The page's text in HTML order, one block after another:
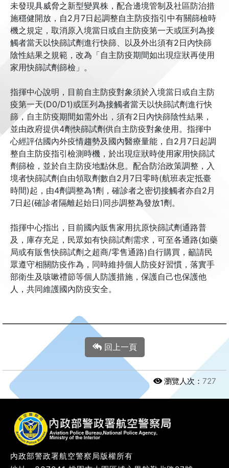
未發現具威脅之新型變異株，配合邊境管制及社區防治措
施穩健開放，自2月7日起調整自主防疫指引中有關篩檢時
機之規定，取消原入境當日或自主防疫第一天或匡列為接
觸者當天以快篩試劑進行快篩、以及外出須有2日內快篩
陰性結果之規範，改為「自主防疫期間如出現症狀再使用
家用快篩試劑篩檢」。
指揮中心說明，目前自主防疫對象須於入境當日或自主防
疫第一天(D0/D1)或匡列為接觸者當天以快篩試劑進行快
篩，自主防疫期間如需外出，須有2日內快篩陰性結果，
並由政府提供4劑快篩試劑供自主防疫對象使用。指揮中
心經評估國內外疫情趨勢及國內醫療量能，自2月7日起調
整自主防疫指引檢測時機，於出現症狀時使用家用快篩試
劑篩檢，並於自主防疫地點休息。配合防治政策調整，入
境者快篩試劑自由領取劑數自2月7日零時(航班表定抵臺
時間)起，由4劑調整為1劑，確診者之密切接觸者亦自2月
7日起(確診者隔離起始日)同步調整為發放1劑。
指揮中心指出，目前國內販售家用抗原快篩試劑通路普
及，庫存充足，民眾如有快篩試劑需求，可至各通路(如藥
局或有販售快篩試劑之超商/零售通路)自行購買，籲請民
眾遵守相關防疫作為，同時維持個人防疫好習慣，落實手
部衛生及咳嗽禮節等個人防護措施，保護自己也保護他
人，共同維護國內防疫安全。
回上一頁
瀏覽人次： 727
內政部警政署航空警察局版權所有